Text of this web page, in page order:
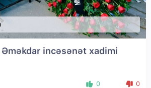
incəsənət xadimi
0 0